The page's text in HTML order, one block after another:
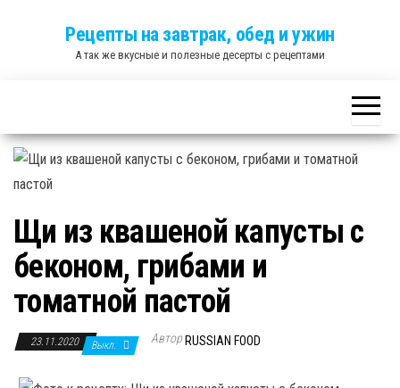
Рецепты на завтрак, обед и ужин
А так же вкусные и полезные десерты с рецептами
Щи из квашеной капусты с
беконом, грибами и
томатной пастой
23.11.2020 Выкл. Автор RUSSIAN FOOD